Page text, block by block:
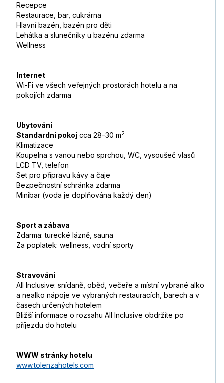
Recepce
Restaurace, bar, cukrárna
Hlavní bazén, bazén pro děti
Lehátka a slunečníky u bazénu zdarma
Wellness
Internet
Wi-Fi ve všech veřejných prostorách hotelu a na
pokojích zdarma
Ubytování
Standardní pokoj cca 28–30 m2
Klimatizace
Koupelna s vanou nebo sprchou, WC, vysoušeč vlasů
LCD TV, telefon
Set pro přípravu kávy a čaje
Bezpečnostní schránka zdarma
Minibar (voda je doplňována každý den)
Sport a zábava
Zdarma: turecké lázně, sauna
Za poplatek: wellness, vodní sporty
Stravování
All Inclusive: snídaně, oběd, večeře a místní vybrané alko
a nealko nápoje ve vybraných restauracích, barech a v
časech určených hotelem
Bližší informace o rozsahu All Inclusive obdržíte po
příjezdu do hotelu
WWW stránky hotelu
www.tolenzahotels.com